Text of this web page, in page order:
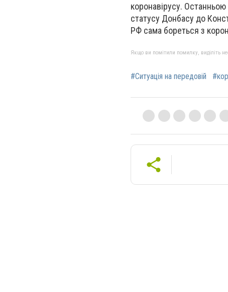
коронавірусу.
статусу Донбасу до
РФ сама бореться з
Якщо ви помітили помилку, виділіть
#Ситуація на передовій